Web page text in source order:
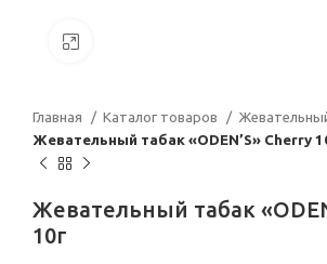
Главная Каталог товаров
Жевательный табак «ODEN’S» Cherry
Жевательный табак
10г